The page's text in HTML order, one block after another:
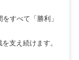
すべて「勝利」
支え続けます。